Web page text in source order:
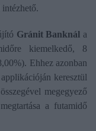
Gránit Banknál a
kiemelkedő, 8
Ehhez azonban
keresztül
megegyező
a futamidő